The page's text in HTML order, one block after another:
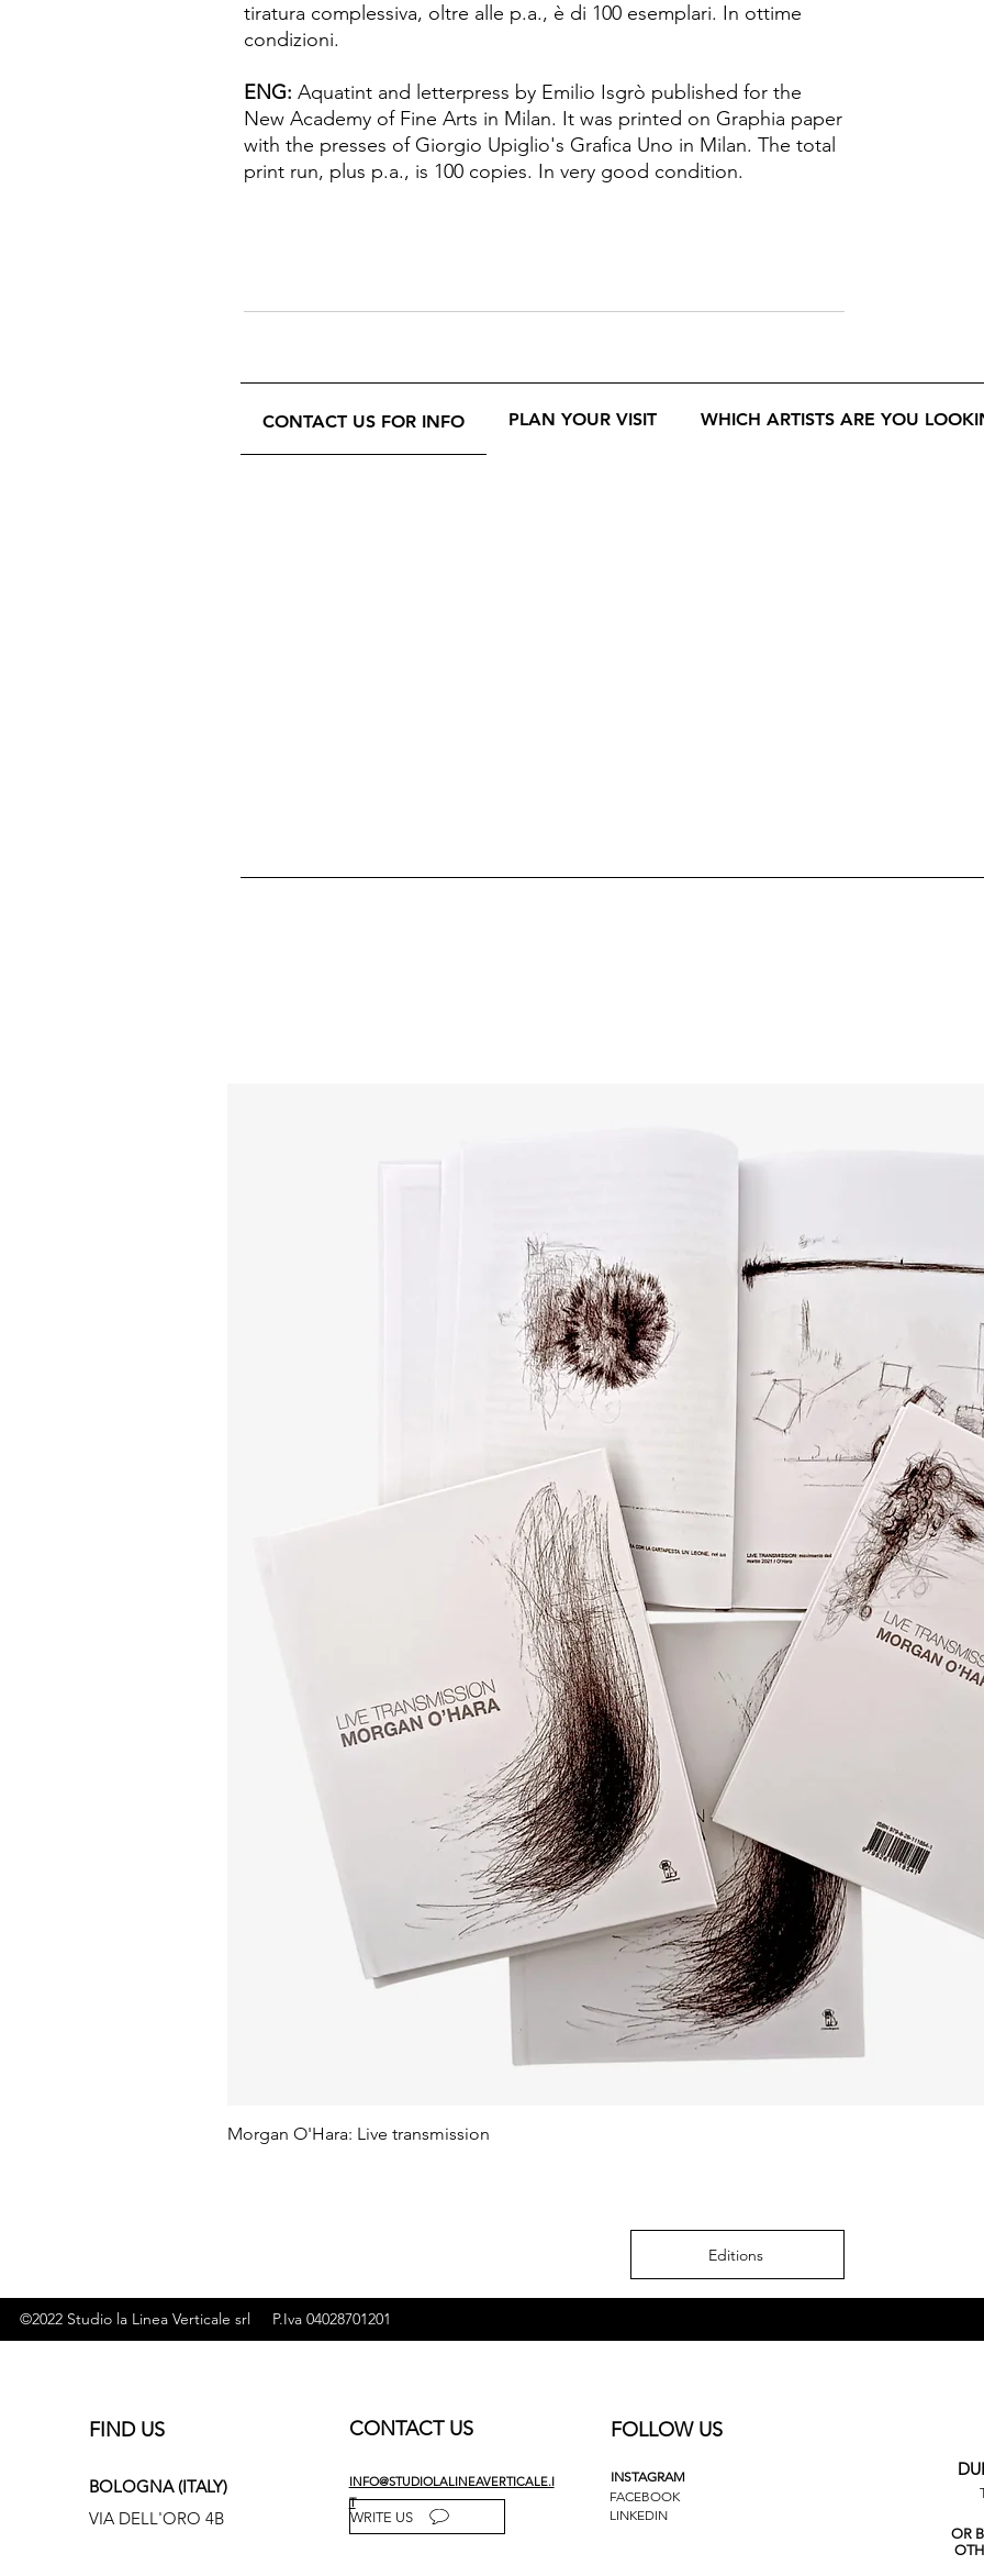
tiratura complessiva, oltre alle p.a., è di 100 esemplari. In ottime
condizioni.
ENG: Aquatint and letterpress by Emilio Isgrò published for the
New Academy of Fine Arts in Milan. It was printed on Graphia paper
with the presses of Giorgio Upiglio's Grafica Uno in Milan. The total
print run, plus p.a., is 100 copies. In very good condition.
CONTACT US FOR INFO PLAN YOUR VISIT WHICH ARTISTS ARE YOU
Morgan O'Hara: Live transmission
Editions
©2022 Studio la Linea Verticale srl P.Iva 04028701201
FIND US
BOLOGNA (ITALY)
VIA DELL'ORO 4B
CONTACT US
INFO@STUDIOLALINEAVERTICALE.I
T
WRITE US
FOLLOW US
INSTAGRAM
FACEBOOK
LINKEDIN
OR